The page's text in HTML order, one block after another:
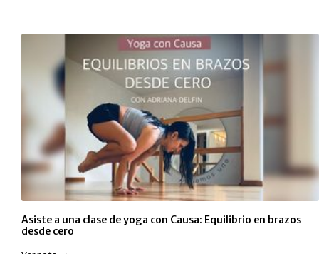
Asiste a una clase de yoga con Causa: Equilibrio en brazos
desde cero